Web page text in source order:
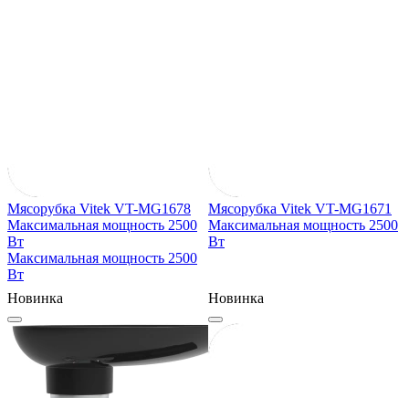
Мясорубка Vitek VT-MG1678
Максимальная мощность 2500
Вт
Максимальная мощность 2500
Вт
Мясорубка Vitek VT-MG1671
Максимальная мощность 2500
Вт
Новинка Новинка